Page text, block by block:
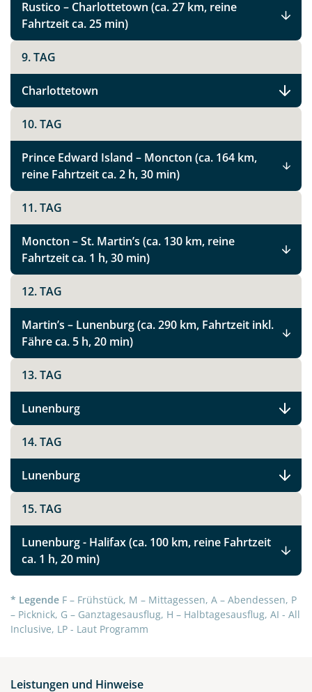
Teile diese Reise
Kanadas Atlantikprovinzen Nova Scotia,
Facebook
Instagram
X
WhatsApp
Rustico – Charlottetown (ca. 27 km, reine
Fahrtzeit ca. 25 min)
9. TAG
Charlottetown
10. TAG
Prince Edward Island – Moncton (ca. 164 km,
reine Fahrtzeit ca. 2 h, 30 min)
11. TAG
Moncton – St. Martin’s (ca. 130 km, reine
Fahrtzeit ca. 1 h, 30 min)
12. TAG
Martin’s – Lunenburg (ca. 290 km, Fahrtzeit inkl.
Fähre ca. 5 h, 20 min)
13. TAG
Lunenburg
14. TAG
Lunenburg
15. TAG
Lunenburg - Halifax (ca. 100 km, reine Fahrtzeit
ca. 1 h, 20 min)
* Legende F – Frühstück, M – Mittagessen, A – Abendessen, P
– Picknick, G – Ganztagesausflug, H – Halbtagesausflug, AI - All
Inclusive, LP - Laut Programm
Leistungen und Hinweise